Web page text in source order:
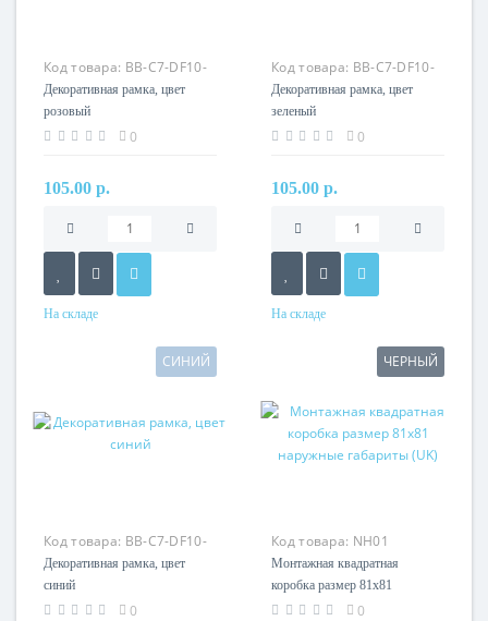
Код товара: BB-C7-DF10-
17
Декоративная рамка, цвет
розовый
0
105.00 р.
На складе
Код товара: BB-C7-DF10-
18
Декоративная рамка, цвет
зеленый
0
105.00 р.
На складе
СИНИЙ
Код товара: BB-C7-DF10-
19
Декоративная рамка, цвет
синий
0
ЧЕРНЫЙ
Код товара: NH01
Монтажная квадратная
коробка размер 81х81
наружные габариты (UK)
0